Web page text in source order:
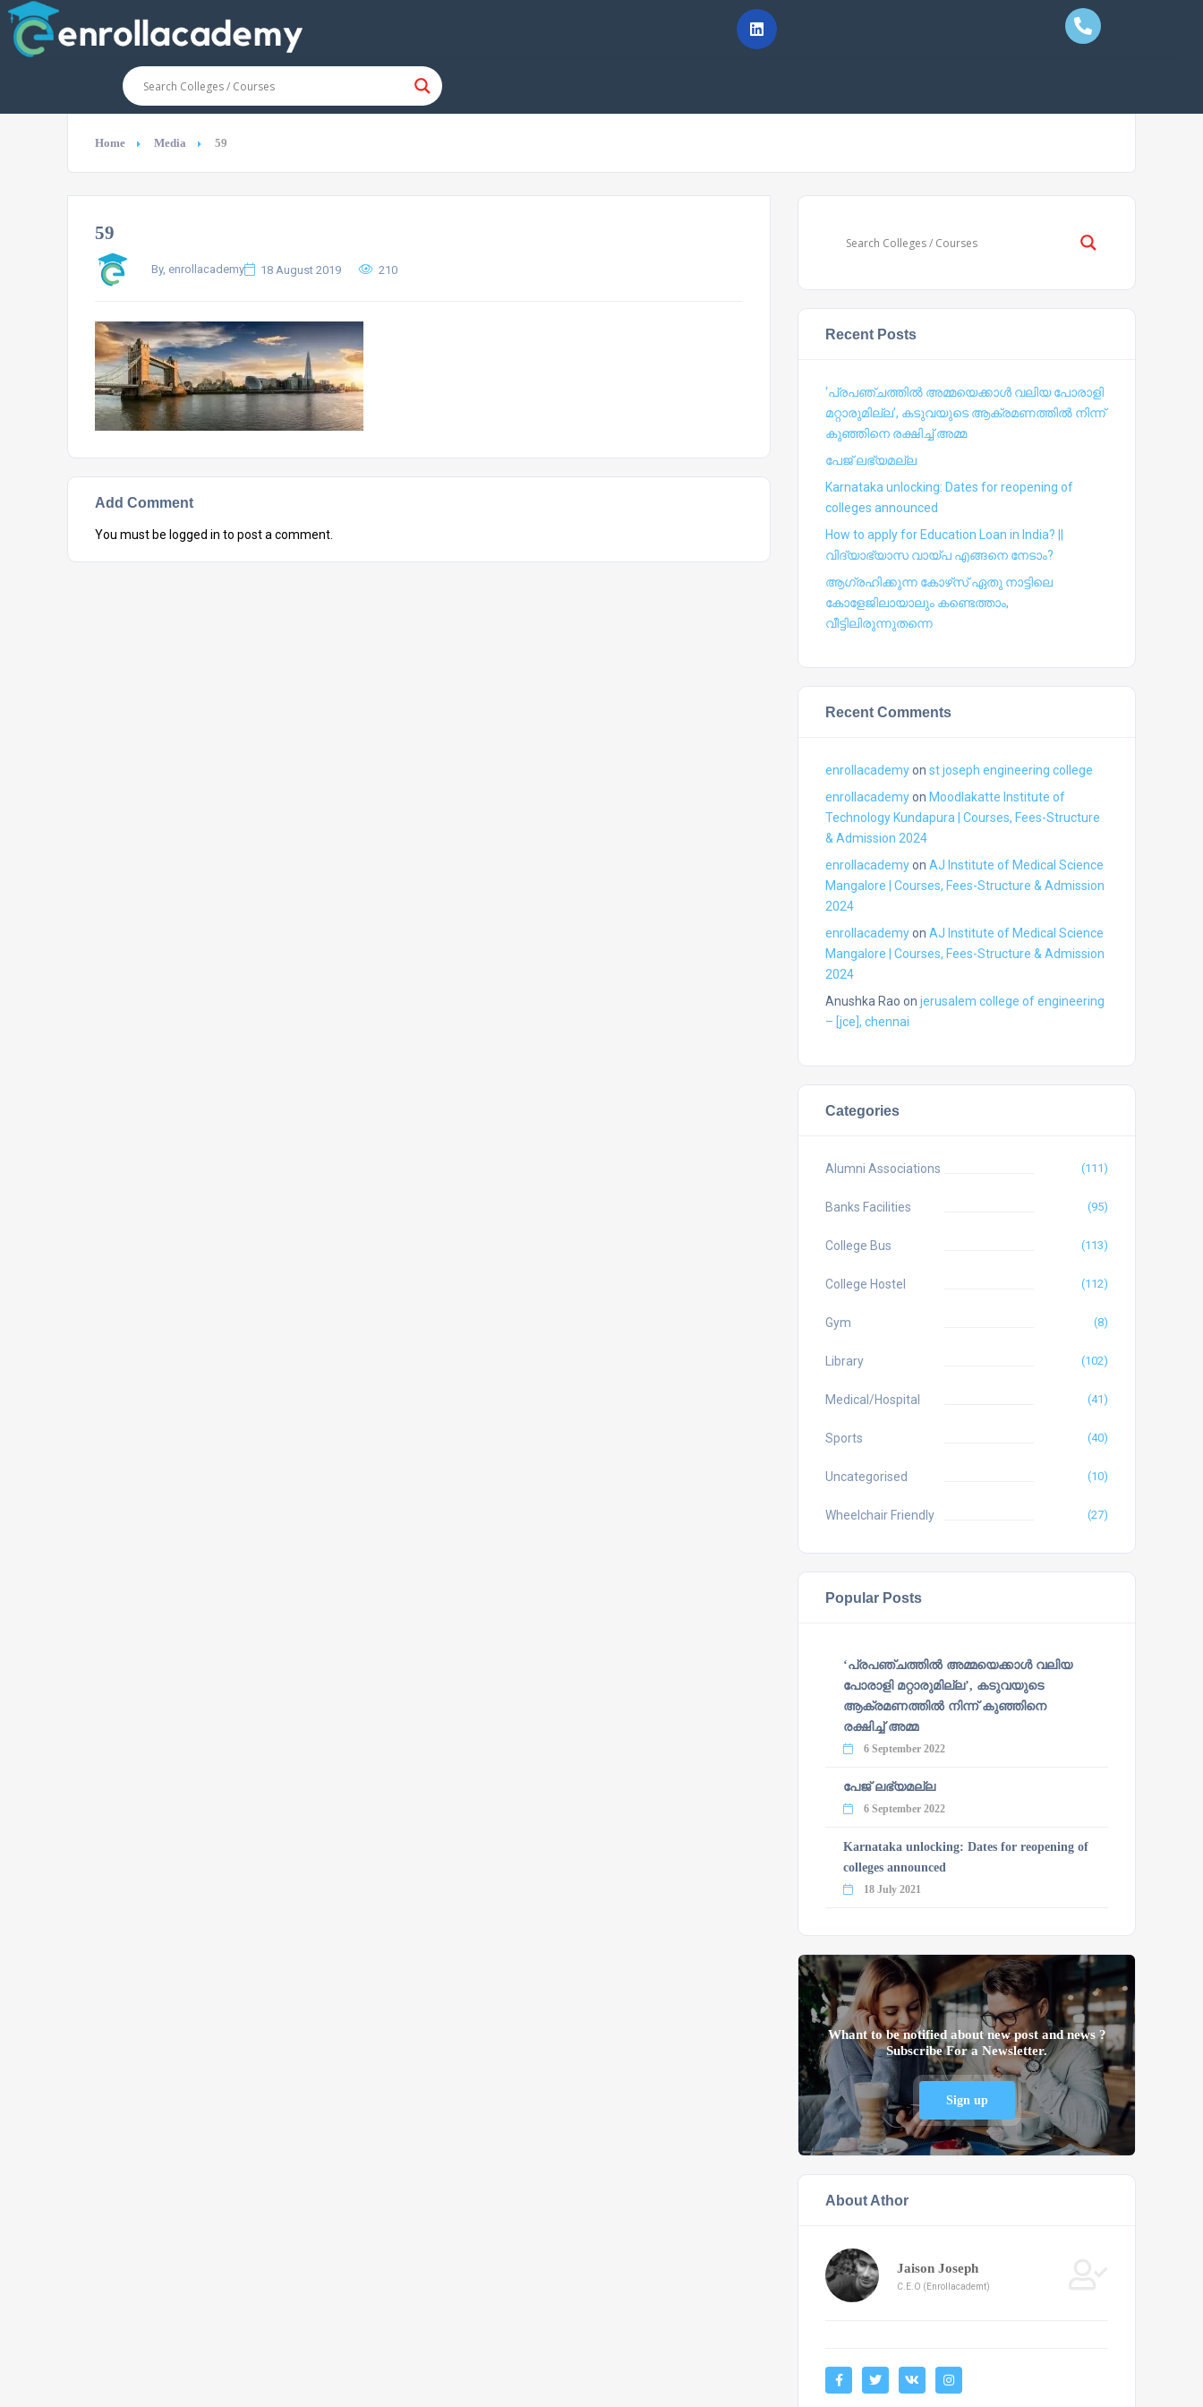
Home Media 59
59
By, enrollacademy 18 August 2019 210
Add Comment
You must be logged in to post a comment.
Recent Posts
‘പ്രപഞ്ചത്തില്‍ അമ്മയെക്കാള്‍ വലിയ പോരാളി
മറ്റാരുമില്ല’, കടുവയുടെ ആക്രമണത്തില്‍ നിന്ന്
കുഞ്ഞിനെ രക്ഷിച്ച് അമ്മ
പേജ് ലഭ്യമല്ല
Karnataka unlocking: Dates for reopening of
colleges announced
How to apply for Education Loan in India? ||
വിദ്യാഭ്യാസ വായ്പ എങ്ങനെ നേടാം?
ആഗ്രഹിക്കുന്ന കോഴ്‍സ് ഏതു നാട്ടിലെ
കോളേജിലായാലും കണ്ടെത്താം,
വീട്ടിലിരുന്നുതന്നെ
Recent Comments
enrollacademyon st joseph engineering college
enrollacademyon Moodlakatte Institute of
Technology Kundapura | Courses, Fees-Structure
& Admission 2024
enrollacademyon AJ Institute of Medical Science
Mangalore | Courses, Fees-Structure & Admission
2024
enrollacademyon AJ Institute of Medical Science
Mangalore | Courses, Fees-Structure & Admission
2024
Anushka Rao on jerusalem college of engineering
– [jce], chennai
Categories
Alumni Associations (111)
Banks Facilities (95)
College Bus (113)
College Hostel (112)
Gym (8)
Library (102)
Medical/Hospital (41)
Sports (40)
Uncategorised (10)
Wheelchair Friendly (27)
Popular Posts
‘പ്രപഞ്ചത്തില്‍ അമ്മയെക്കാള്‍ വലിയ
പോരാളി മറ്റാരുമില്ല’, കടുവയുടെ
ആക്രമണത്തില്‍ നിന്ന് കുഞ്ഞിനെ
രക്ഷിച്ച് അമ്മ
6 September 2022
പേജ് ലഭ്യമല്ല
6 September 2022
Karnataka unlocking: Dates for reopening of
colleges announced
18 July 2021
Whant to be notified about new post and news ?
Subscribe For a Newsletter.
Sign up
About Athor
Jaison Joseph
C.E.O (Enrollacademt)